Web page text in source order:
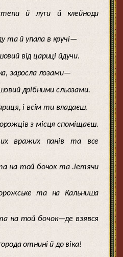
й луги й клейноди
та й упала в кручі—
від цариці йдучи.
заросла лозами—
дрібними сльозами.
і всім ти владаєш,
з місця споміщаєш.
вражих панів та все
на той бочок та .іетячи
та на Кальниша
на той бочок—де взявся
отнині й до віка!